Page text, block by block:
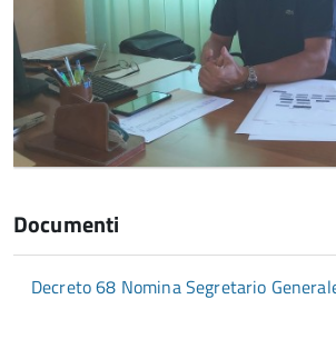
Documenti
Decreto 68 Nomina Segretario